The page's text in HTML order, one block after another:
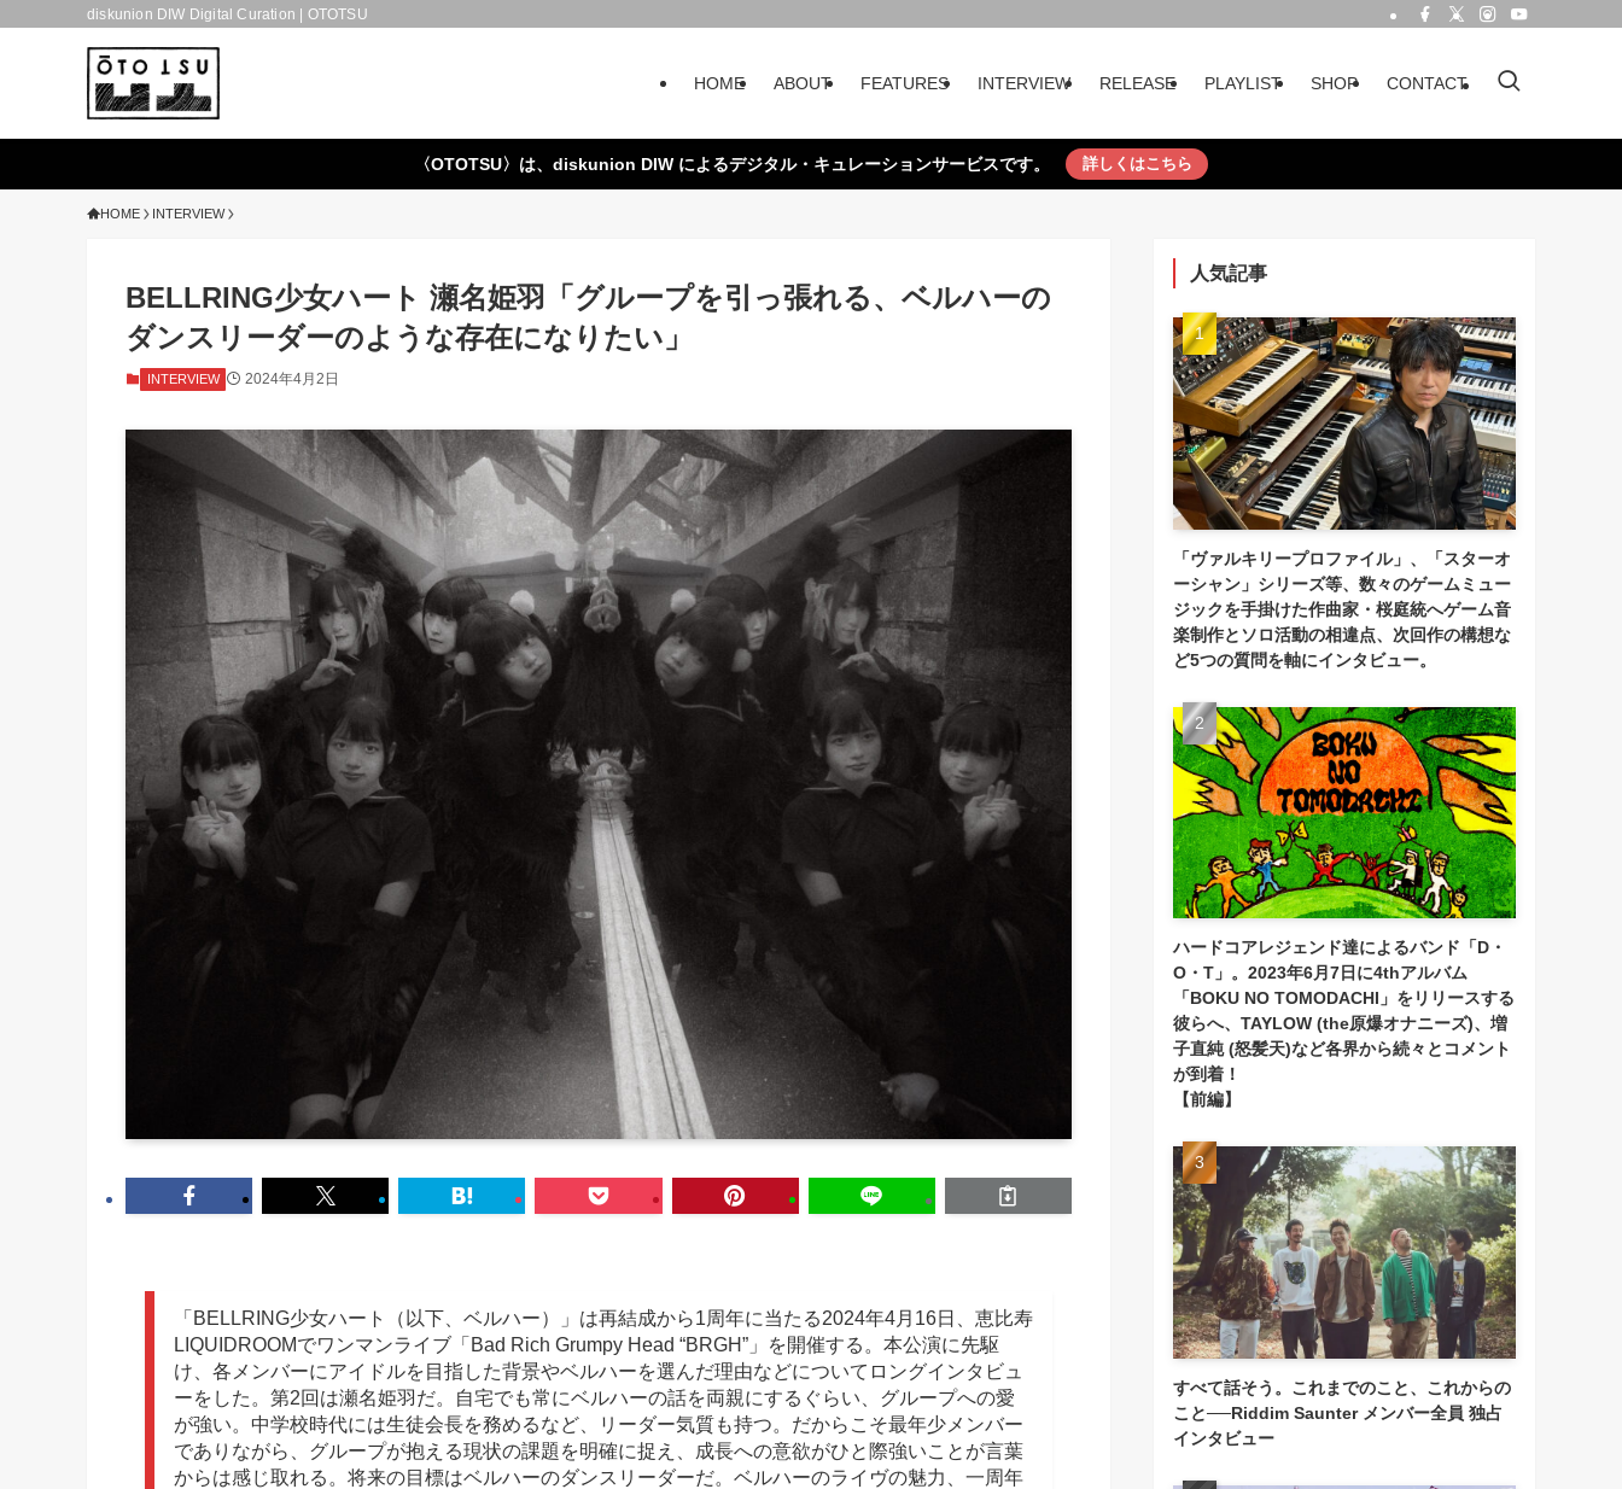
diskunion DIW Digital Curation | OTOTSU
HOME ABOUT FEATURES INTERVIEW RELEASE PLAYLIST SHOP CONTACT
〈OTOTSU〉は、diskunion DIW によるデジタル・キュレーションサービスです。 詳しくはこちら
HOME INTERVIEW
BELLRING少女ハート 瀬名姫羽「グループを引っ張れる、ベルハーの
ダンスリーダーのような存在になりたい」
INTERVIEW 2024年4月2日
「BELLRING少女ハート（以下、ベルハー）」は再結成から1周年に当たる2024年4月16日、恵比寿
LIQUIDROOMでワンマンライブ「Bad Rich Grumpy Head “BRGH”」を開催する。本公演に先駆
け、各メンバーにアイドルを目指した背景やベルハーを選んだ理由などについてロングインタビュ
ーをした。第2回は瀬名姫羽だ。自宅でも常にベルハーの話を両親にするぐらい、グループへの愛
が強い。中学校時代には生徒会長を務めるなど、リーダー気質も持つ。だからこそ最年少メンバー
でありながら、グループが抱える現状の課題を明確に捉え、成長への意欲がひと際強いことが言葉
からは感じ取れる。将来の目標はベルハーのダンスリーダーだ。ベルハーのライヴの魅力、一周年
人気記事
「ヴァルキリープロファイル」、「スターオ
ーシャン」シリーズ等、数々のゲームミュー
ジックを手掛けた作曲家・桜庭統へゲーム音
楽制作とソロ活動の相違点、次回作の構想な
ど5つの質問を軸にインタビュー。
ハードコアレジェンド達によるバンド「D・
O・T」。2023年6月7日に4thアルバム
「BOKU NO TOMODACHI」をリリースする
彼らへ、TAYLOW (the原爆オナニーズ)、増
子直純 (怒髪天)など各界から続々とコメント
が到着！
【前編】
すべて話そう。これまでのこと、これからの
こと──Riddim Saunter メンバー全員 独占
インタビュー